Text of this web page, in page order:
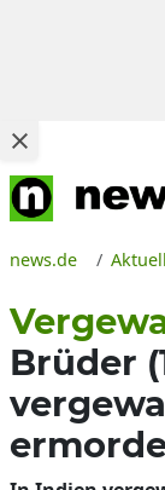
news.de
Brüder